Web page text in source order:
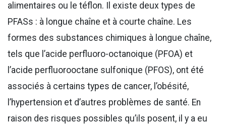
alimentaires ou le téflon. Il existe deux types de
PFASs : à longue chaîne et à courte chaîne. Les
formes des substances chimiques à longue chaîne,
tels que l’acide perfluoro-octanoique (PFOA) et
l’acide perfluorooctane sulfonique (PFOS), ont été
associés à certains types de cancer, l’obésité,
l’hypertension et d’autres problèmes de santé. En
raison des risques possibles qu’ils posent, il y a eu